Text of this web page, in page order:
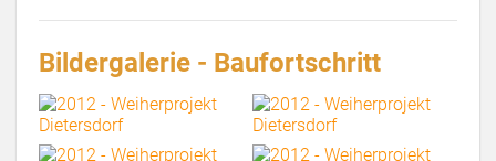
Bildergalerie - Baufortschritt